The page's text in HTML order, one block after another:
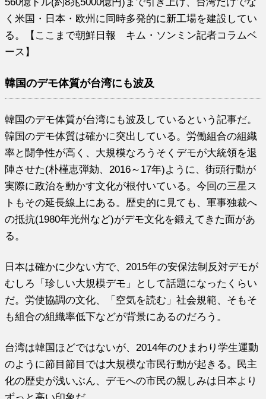
く米国・日本・欧州に同時多発的に新工場を建設してい
る。【ここまで朝鮮日報 キム・ソンミン記者コラムベ
ース】
韓国のデモ体質が台湾にも波及
韓国のデモ体質が台湾にも波及しているという記事だ。
韓国のデモ体質は確かに突出している。労働組合の組織
率と闘争性が高く、大規模なろうそくデモが大統領を退
陣させた(朴槿恵弾劾、2016～17年)ように、街頭行動が
実際に政治を動かす文化が根付いている。今回の三星ス
トもその延長線上にある。歴史的に見ても、軍事独裁へ
の抵抗(1980年光州など)がデモ文化を鍛えてきた面があ
る。
日本は確かに少ない方で、2015年の安保法制反対デモが
むしろ「珍しい大規模デモ」として話題になったくらい
だ。労使協調の文化、「空気を読む」社会規範、そもそ
も組合の組織率低下などが背景にあるのだろう。
台湾は韓国ほどではないが、2014年のひまわり学生運動
のように節目節目では大規模な市民行動が起きる。民主
化の歴史が浅いぶん、デモへの市民の親しみは日本より